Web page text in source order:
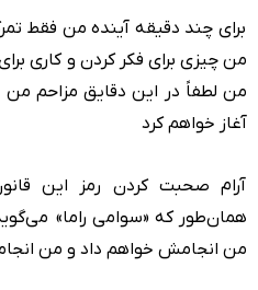
برای چند دقیقه آینده من فقط
من چیزی برای فکر کردن و کاری
من لطفاً در این دقایق مزاحم من
آغاز خواهم کرد
آرام صحبت کردن رمز این
همان‌طور که «سوامی راما»
من انجامش خواهم داد و من